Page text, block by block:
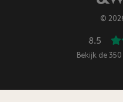
©
8.5
Bekijk de 350